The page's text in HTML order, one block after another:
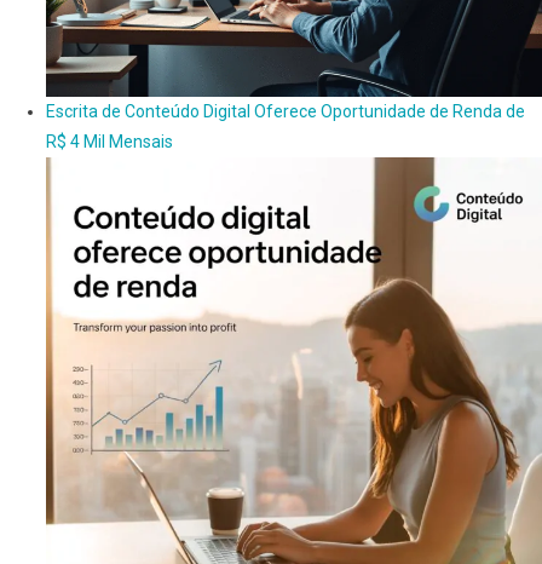
Escrita de Conteúdo Digital Oferece Oportunidade de Renda de
R$ 4 Mil Mensais